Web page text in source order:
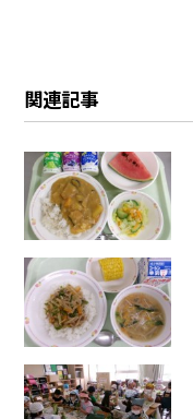
関連記事